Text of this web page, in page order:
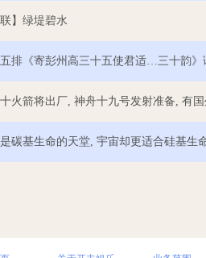
联】绿堤碧水
排《寄彭州高三十五使君适…三十韵》
火箭将出厂, 神舟十九号发射准备, 有
碳基生命的天堂, 宇宙却更适合硅基生